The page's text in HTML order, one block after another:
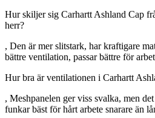
Hur skiljer sig Carhartt Ashland Cap
herr?
, Den är mer slitstark, har kraftigare
bättre ventilation, passar bättre för
Hur bra är ventilationen i Carhartt
, Meshpanelen ger viss svalka, men
funkar bäst för hårt arbete snarare än